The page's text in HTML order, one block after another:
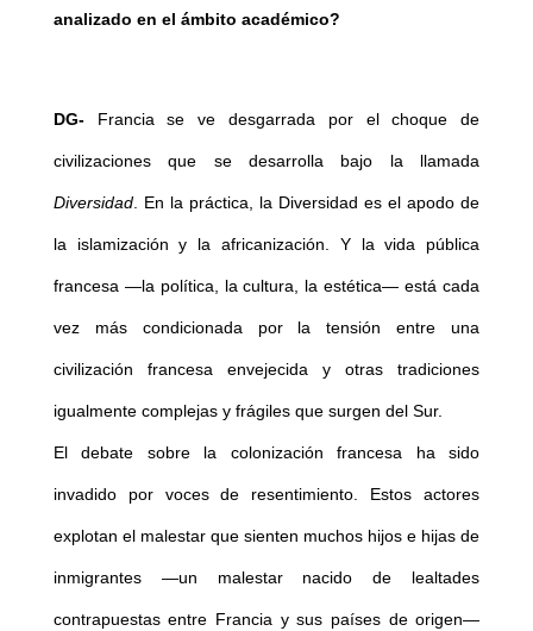
analizado en el ámbito académico?
DG-Francia se ve desgarrada por el choque de
civilizaciones que se desarrolla bajo la llamada
Diversidad. En la práctica, la Diversidad es el apodo de
la islamización y la africanización. Y la vida pública
francesa —la política, la cultura, la estética— está cada
vez más condicionada por la tensión entre una
civilización francesa envejecida y otras tradiciones
igualmente complejas y frágiles que surgen del Sur.
El debate sobre la colonización francesa ha sido
invadido por voces de resentimiento. Estos actores
explotan el malestar que sienten muchos hijos e hijas de
inmigrantes —un malestar nacido de lealtades
contrapuestas entre Francia y sus países de origen—